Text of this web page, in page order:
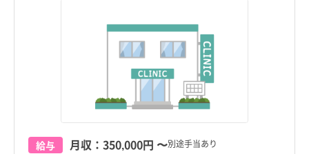
給与 月収： 350,000円 〜別途手当あり